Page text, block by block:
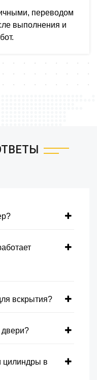
переводом
выполнения и
вскрытия?
двери?
цилиндры в